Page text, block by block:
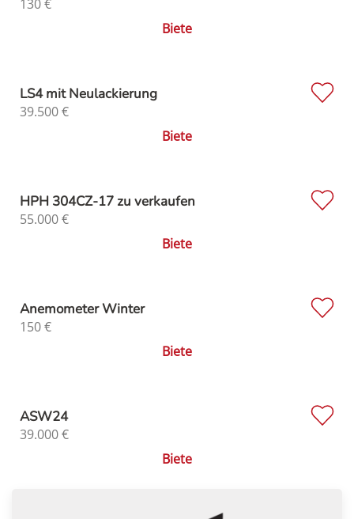
130€
Biete
LS4 mit Neulackierung
39.500€
Biete
HPH 304CZ-17 zu verkaufen
55.000€
Biete
Anemometer Winter
150€
Biete
ASW24
39.000€
Biete